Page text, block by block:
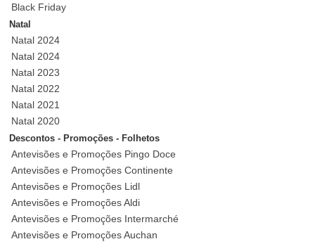
Black Friday
Natal
Natal 2024
Natal 2024
Natal 2023
Natal 2022
Natal 2021
Natal 2020
Descontos - Promoções - Folhetos
Antevisões e Promoções Pingo Doce
Antevisões e Promoções Continente
Antevisões e Promoções Lidl
Antevisões e Promoções Aldi
Antevisões e Promoções Intermarché
Antevisões e Promoções Auchan